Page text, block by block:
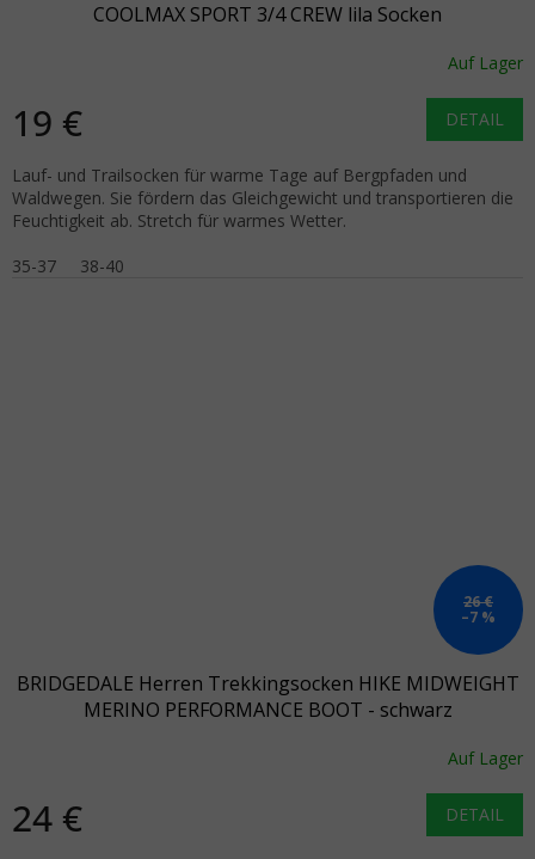
COOLMAX SPORT 3/4 CREW lila Socken
Auf Lager
19 € DETAIL
Lauf- und Trailsocken für warme Tage auf Bergpfaden und
Waldwegen. Sie fördern das Gleichgewicht und transportieren die
Feuchtigkeit ab. Stretch für warmes Wetter.
35-37
38-40
26 €
–7 %
BRIDGEDALE Herren Trekkingsocken HIKE MIDWEIGHT
MERINO PERFORMANCE BOOT - schwarz
Auf Lager
24 € DETAIL